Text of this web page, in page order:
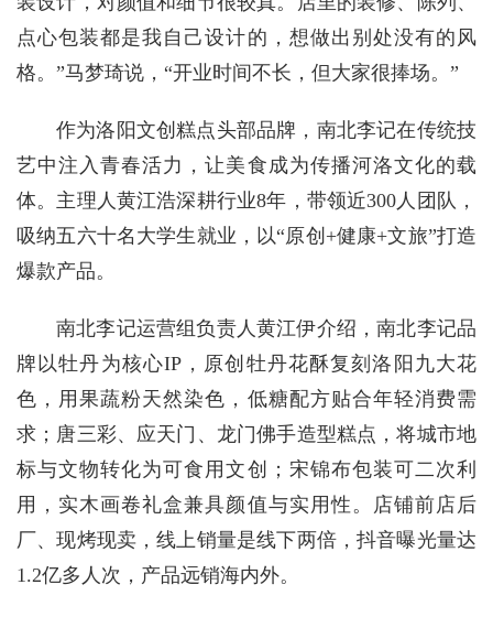
点心包装都是我自己设计的，想做出别处没有的风
格。”马梦琦说，“开业时间不长，但大家很捧场。”
作为洛阳文创糕点头部品牌，南北李记在传统技
艺中注入青春活力，让美食成为传播河洛文化的载
体。主理人黄江浩深耕行业8年，带领近300人团队，
吸纳五六十名大学生就业，以“原创+健康+文旅”打造
爆款产品。
南北李记运营组负责人黄江伊介绍，南北李记品
牌以牡丹为核心IP，原创牡丹花酥复刻洛阳九大花
色，用果蔬粉天然染色，低糖配方贴合年轻消费需
求；唐三彩、应天门、龙门佛手造型糕点，将城市地
标与文物转化为可食用文创；宋锦布包装可二次利
用，实木画卷礼盒兼具颜值与实用性。店铺前店后
厂、现烤现卖，线上销量是线下两倍，抖音曝光量达
1.2亿多人次，产品远销海内外。